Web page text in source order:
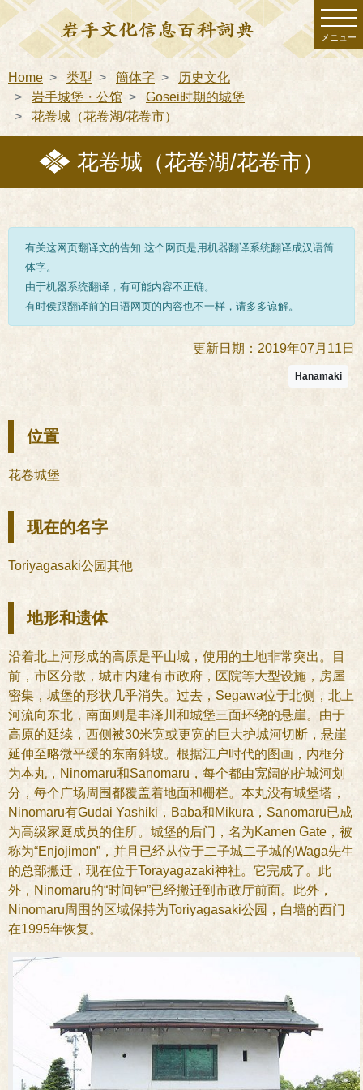
メニュー
Home 类型 簡体字
历史文化
岩手城堡・公馆
Gosei时期的城堡
花卷城（花卷湖/花卷市）
花卷城（花卷湖/花卷市）
有关这网页翻译文的告知 这个网页是用机器翻译系统翻译成汉语简
体字。
由于机器系统翻译，有可能内容不正确。
有时侯跟翻译前的日语网页的内容也不一样，请多多谅解。
更新日期：2019年07月11日
Hanamaki
位置
花卷城堡
现在的名字
Toriyagasaki公园其他
地形和遗体
沿着北上河形成的高原是平山城，使用的土地非常突出。目
前，市区分散，城市内建有市政府，医院等大型设施，房屋
密集，城堡的形状几乎消失。过去，Segawa位于北侧，北上
河流向东北，南面则是丰泽川和城堡三面环绕的悬崖。由于
高原的延续，西侧被30米宽或更宽的巨大护城河切断，悬崖
延伸至略微平缓的东南斜坡。根据江户时代的图画，内框分
为本丸，Ninomaru和Sanomaru，每个都由宽阔的护城河划
分，每个广场周围都覆盖着地面和栅栏。本丸没有城堡塔，
Ninomaru有Gudai Yashiki，Baba和Mikura，Sanomaru已成
为高级家庭成员的住所。城堡的后门，名为Kamen Gate，被
称为“Enjojimon”，并且已经从位于二子城二子城的Waga先生
的总部搬迁，现在位于Torayagazaki神社。它完成了。此
外，Ninomaru的“时间钟”已经搬迁到市政厅前面。此外，
Ninomaru周围的区域保持为Toriyagasaki公园，白墙的西门
在1995年恢复。